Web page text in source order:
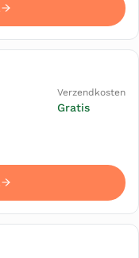
Gratis